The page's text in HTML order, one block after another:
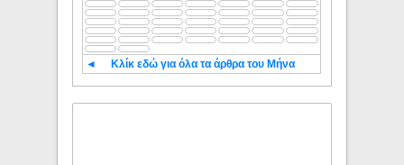
◄ Κλίκ εδώ για όλα τα άρθρα του Μήνα